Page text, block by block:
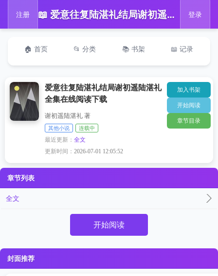
注册 📖 爱意往复陆湛礼结局谢初遥陆湛礼全集在线阅读下载 登录
🏠 首页 📂 分类 📚 书架 📖 记录
爱意往复陆湛礼结局谢初遥陆湛礼
全集在线阅读下载
谢初遥陆湛礼 著
其他小说 连载中
最近更新：全文
更新时间：2026-07-01 12:05:52
加入书架
开始阅读
章节目录
章节列表
全文
开始阅读
封面推荐